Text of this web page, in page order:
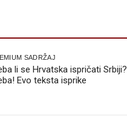
SADRŽAJ
li se Hrvatska ispričati Srbiji?
Evo teksta isprike